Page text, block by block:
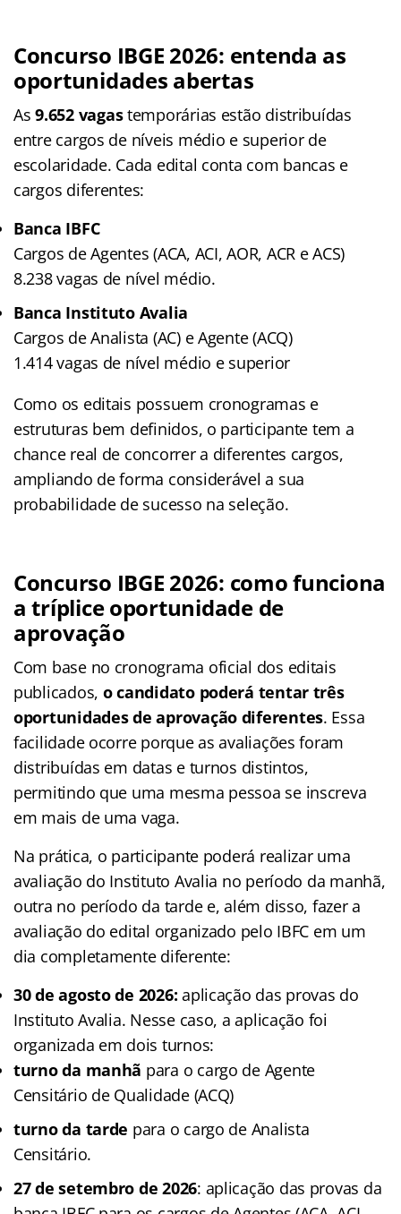
Concurso IBGE 2026: entenda as
oportunidades abertas
As9.652 vagastemporárias estão distribuídas
entre cargos de níveis médio e superior de
escolaridade. Cada edital conta com bancas e
cargos diferentes:
Banca IBFC
Cargos de Agentes (ACA, ACI, AOR, ACR e ACS)
8.238 vagas de nível médio.
Banca Instituto Avalia
Cargos de Analista (AC) e Agente (ACQ)
1.414 vagas de nível médio e superior
Como os editais possuem cronogramas e
estruturas bem definidos, o participante tem a
chance real de concorrer a diferentes cargos,
ampliando de forma considerável a sua
probabilidade de sucesso na seleção.
Concurso IBGE 2026: como funciona
a tríplice oportunidade de
aprovação
Com base no cronograma oficial dos editais
publicados, o candidato poderá tentar três
oportunidades de aprovação diferentes. Essa
facilidade ocorre porque as avaliações foram
distribuídas em datas e turnos distintos,
permitindo que uma mesma pessoa se inscreva
em mais de uma vaga.
Na prática, o participante poderá realizar uma
avaliação do Instituto Avalia no período da manhã,
outra no período da tarde e, além disso, fazer a
avaliação do edital organizado pelo IBFC em um
dia completamente diferente:
30 de agosto de 2026:aplicação das provas do
Instituto Avalia. Nesse caso, a aplicação foi
organizada em dois turnos:
turno da manhã para o cargo de Agente
Censitário de Qualidade (ACQ)
turno da tarde para o cargo de Analista
Censitário.
27 de setembro de 2026: aplicação das provas da